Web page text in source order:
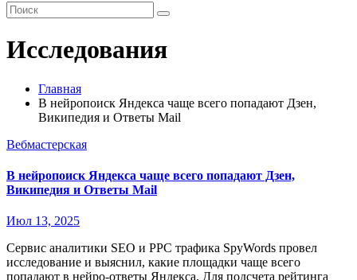
Исследования
Главная
В нейропоиск Яндекса чаще всего попадают Дзен,
Википедия и Ответы Mail
Вебмастерская
В нейропоиск Яндекса чаще всего попадают Дзен,
Википедия и Ответы Mail
Июл 13, 2025
Сервис аналитики SEO и PPC трафика SpyWords провел
исследование и выяснил, какие площадки чаще всего
попадают в нейро-ответы Яндекса. Для подсчета рейтинга